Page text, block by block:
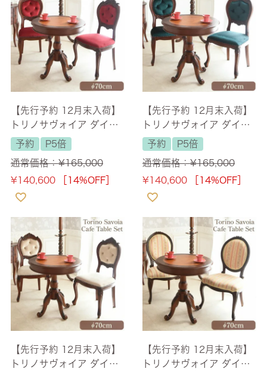
【先行予約 12月末入荷】
トリノサヴォイア ダイニ
ングセット3P 2人掛け レ
ッドチェア 幅70cm 【送
料無料/設置サービス付】
予約
P5倍
通常価格：¥165,000
¥140,600 ［14%OFF］
【先行予約 12月末入荷】
トリノサヴォイア ダイニ
ングセット3P 2人掛け グ
リーンチェア 幅70cm
【送料無料/設置サービス
付】
予約
P5倍
通常価格：¥165,000
¥140,600 ［14%OFF］
【先行予約 12月末入荷】
トリノサヴォイア ダイニ
【先行予約 12月末入荷】
トリノサヴォイア ダイニ